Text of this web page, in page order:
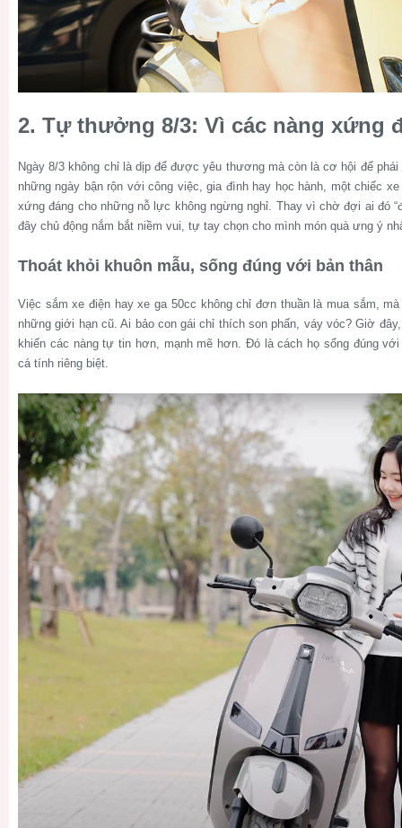
2. Tự thưởng 8/3: Vì các nàng xứng
Ngày 8/3 không chỉ là dịp để được yêu thương mà còn là cơ hội để
những ngày bận rộn với công việc, gia đình hay học hành, một chiếc
xứng đáng cho những nỗ lực không ngừng nghỉ. Thay vì chờ đợi ai đó
đây chủ động nắm bắt niềm vui, tự tay chọn cho mình món quà ưng ý
Thoát khỏi khuôn mẫu, sống đúng với bản thân
Việc sắm xe điện hay xe ga 50cc không chỉ đơn thuần là mua sắm,
những giới hạn cũ. Ai bảo con gái chỉ thích son phấn, váy vóc? Giờ
khiến các nàng tự tin hơn, mạnh mẽ hơn. Đó là cách họ sống đúng
cá tính riêng biệt.